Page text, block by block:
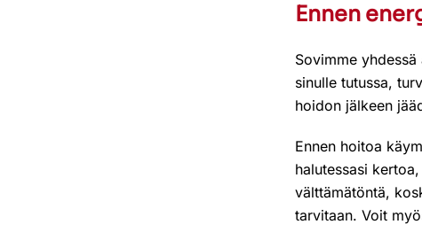
Ennen
Sovimme
sinulle tutussa,
hoidon jälkeen
Ennen hoitoa
halutessasi
välttämätöntä,
tarvitaan. Voit